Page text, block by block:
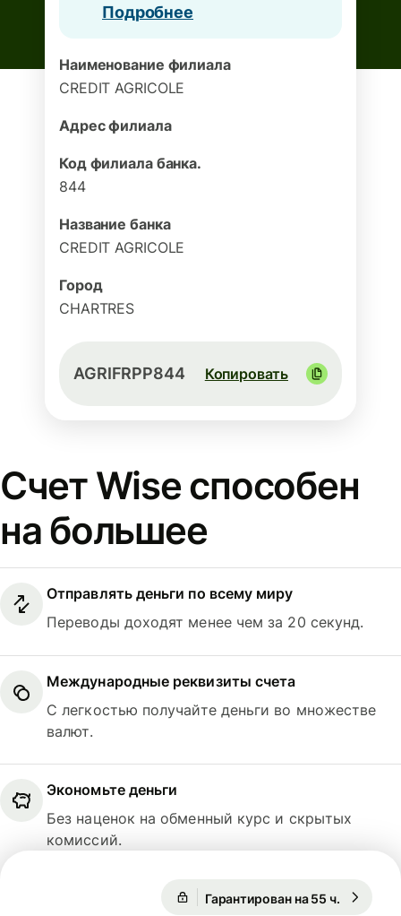
Подробнее
Наименование филиала
CREDIT AGRICOLE
Адрес филиала
Код филиала банка.
844
Название банка
CREDIT AGRICOLE
Город
CHARTRES
AGRIFRPP844 Копировать
Счет Wise способен
на большее
Отправлять деньги по всему миру
Переводы доходят менее чем за 20 секунд.
Международные реквизиты счета
С легкостью получайте деньги во множестве
валют.
Экономьте деньги
Без наценок на обменный курс и скрытых
комиссий.
Гарантирован на 55 ч.